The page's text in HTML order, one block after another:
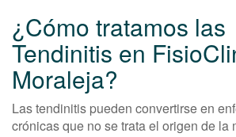
¿Cómo tratamos las
Tendinitis en
Moraleja?
Las tendinitis pueden convertirse en
crónicas que no se trata el origen de la